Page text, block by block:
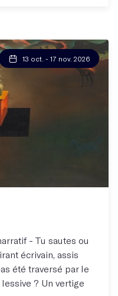
13 oct. - 17 nov. 2026
- Tu sautes ou
écrivain, assis
été traversé par le
? Un vertige